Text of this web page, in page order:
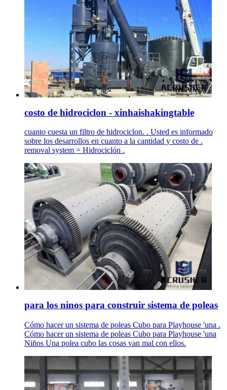
costo de hidrociclon - xinhaishakingtable
cuanto cuesta un filtro de hidrociclon. . Usted es informado
sobre los desarrollos en cuanto a la cantidad y costo de .
removal system = Hidrociclón .
para los ninos para construir sistema de poleas
Cómo hacer un sistema de poleas Cubo para Playhouse 'una .
Cómo hacer un sistema de poleas Cubo para Playhouse 'una
Niños Una polea cubo las cosas van mal con ellos.